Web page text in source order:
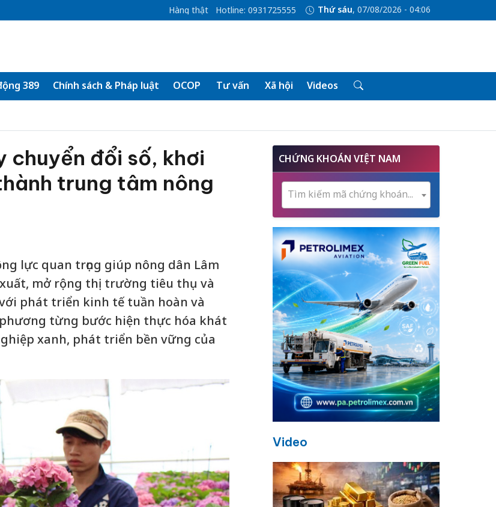
Hàng thật Hotline: 0931725555 Thứ sáu, 07/08/2026 - 04:06
389 Chính sách & Pháp luật OCOP Tư vấn Xã hội Videos
chuyển đổi số, khơi
trung tâm nông
lực quan trọng giúp nông dân Lâm
mở rộng thị trường tiêu thụ và
phát triển kinh tế tuần hoàn và
từng bước hiện thực hóa khát
xanh, phát triển bền vững của
CHỨNG KHOÁN VIỆT NAM
Tìm kiếm mã chứng khoán...
Video